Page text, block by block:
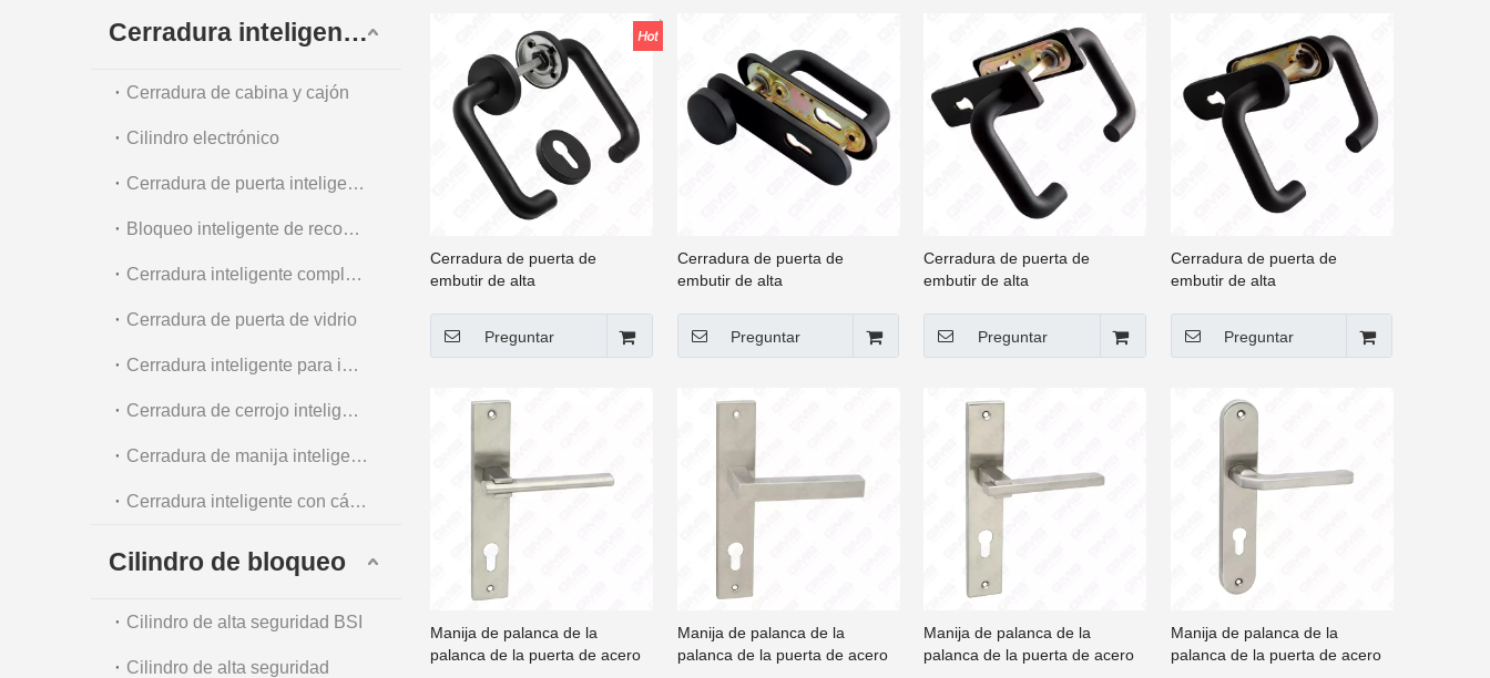
Accesorio de hardware
Cerradura inteligente digital
Cerradura de cabina y cajón
Cilindro electrónico
Cerradura de puerta inteligente exterior
Bloqueo inteligente de reconocimiento facial
Cerradura inteligente completamente automática
Cerradura de puerta de vidrio
Cerradura inteligente para interiores y apartamentos
Cerradura de cerrojo inteligente
Cerradura de manija inteligente
Cerradura inteligente con cámara
Cilindro de bloqueo
Cilindro de alta seguridad BSI
Cilindro de alta seguridad
Cerradura de puerta de
embutir de alta
(1919-2)
Preguntar
Cerradura de puerta de
embutir de alta
(1919-1)
Preguntar
Cerradura de puerta de
embutir de alta
(1919 cuadrados)
Preguntar
Cerradura de puerta de
embutir de alta
(1919 redondos)
Preguntar
Manija de palanca de la
palanca de la puerta de acero
Manija de palanca de la
palanca de la puerta de acero
Manija de palanca de la
palanca de la puerta de acero
Manija de palanca de la
palanca de la puerta de acero